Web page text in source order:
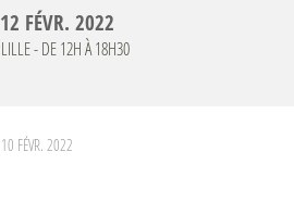
12 FÉVR. 2022
LILLE- DE 12H À 18H30
10 FÉVR. 2022